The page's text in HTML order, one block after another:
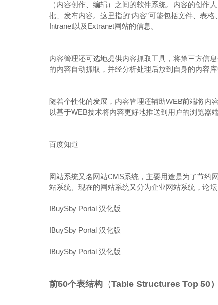
（内容创作、编辑）之间的软件系统。内容的创作
批、发布内容。这里指的“内容”可能包括文件、表
Intranet以及Extranet网站的信息。
内容管理还可选地提供内容抓取工具，将第三方信
的内容自动抓取，并经分析处理后放到自身的内容
随着个性化的发展，内容管理还辅助WEB前端将内
以基于WEB技术将内容更好地推送到用户的浏览器
百度知道
网站系统又名网站CMS系统，主要用途是为了节约
站系统。现在的网站系统又分为企业网站系统，论
IBuySby Portal 汉化版
IBuySby Portal 汉化版
IBuySby Portal 汉化版
前50个表结构（Table Structures Top 50